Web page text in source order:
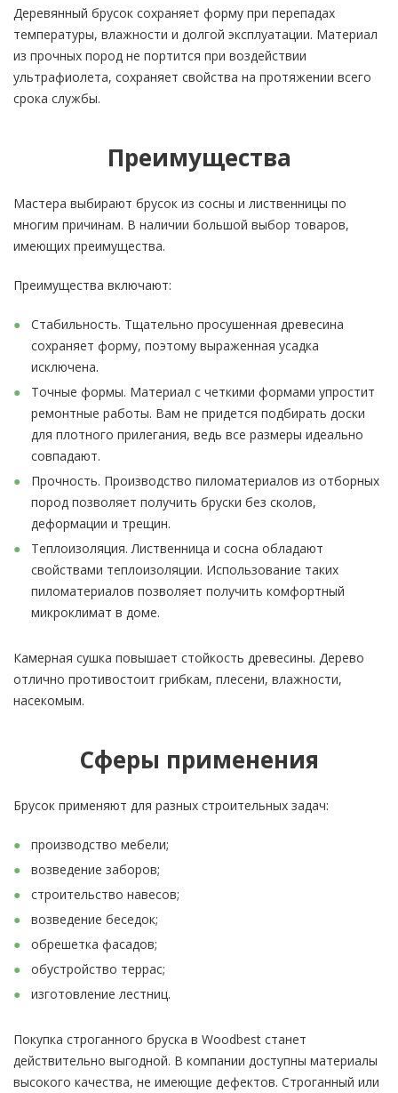
Деревянный брусок сохраняет форму при перепадах
температуры, влажности и долгой эксплуатации. Материал
из прочных пород не портится при воздействии
ультрафиолета, сохраняет свойства на протяжении всего
срока службы.
Преимущества
Мастера выбирают брусок из сосны и лиственницы по
многим причинам. В наличии большой выбор товаров,
имеющих преимущества.
Преимущества включают:
Стабильность. Тщательно просушенная древесина
сохраняет форму, поэтому выраженная усадка
исключена.
Точные формы. Материал с четкими формами упростит
ремонтные работы. Вам не придется подбирать доски
для плотного прилегания, ведь все размеры идеально
совпадают.
Прочность. Производство пиломатериалов из отборных
пород позволяет получить бруски без сколов,
деформации и трещин.
Теплоизоляция. Лиственница и сосна обладают
свойствами теплоизоляции. Использование таких
пиломатериалов позволяет получить комфортный
микроклимат в доме.
Камерная сушка повышает стойкость древесины. Дерево
отлично противостоит грибкам, плесени, влажности,
насекомым.
Сферы применения
Брусок применяют для разных строительных задач:
производство мебели;
возведение заборов;
строительство навесов;
возведение беседок;
обрешетка фасадов;
обустройство террас;
изготовление лестниц.
Покупка строганного бруска в Woodbest станет
действительно выгодной. В компании доступны материалы
высокого качества, не имеющие дефектов. Строганный или